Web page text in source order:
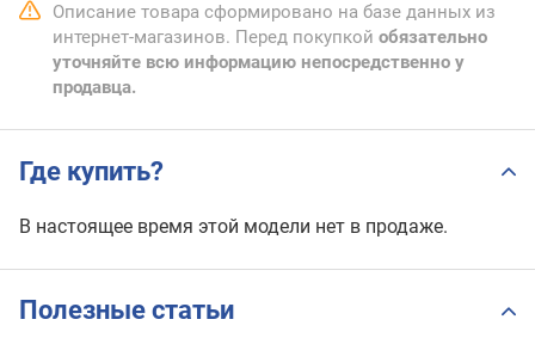
Описание товара сформировано на базе данных из
интернет-магазинов. Перед покупкой обязательно
уточняйте всю информацию непосредственно у
продавца.
Где купить?
В настоящее время этой модели нет в продаже.
Полезные статьи